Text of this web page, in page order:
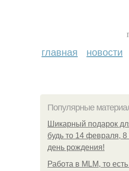
главная новости
Популярные
Шикарный подарок
будь то 14 февраля,
день рождения!
Работа в MLM, то